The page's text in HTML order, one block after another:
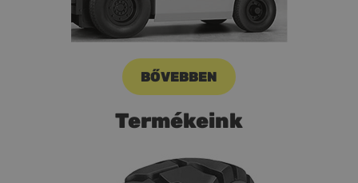
BŐVEBBEN
Termékeink